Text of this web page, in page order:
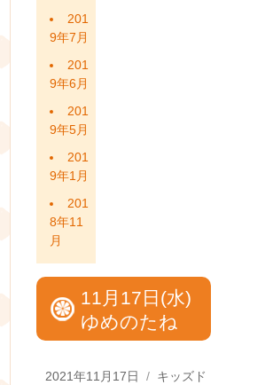
201
9年7月
201
9年6月
201
9年5月
201
9年1月
201
8年11
月
11月17日(水)
ゆめのたね
Posted
2021年11月17日 Categories
キッズド